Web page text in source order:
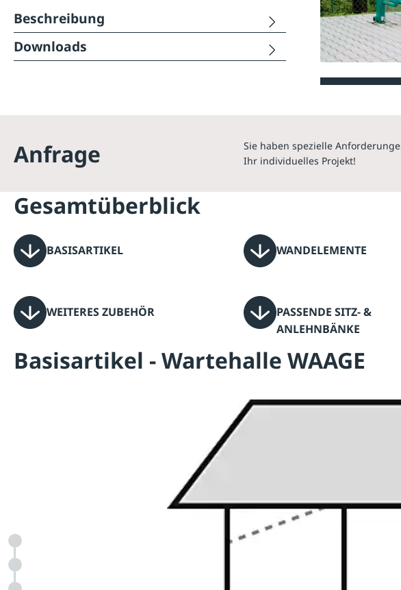
Beschreibung
Downloads
Anfrage
Sie haben spezielle
Ihr individuelles Projekt!
Gesamtüberblick
BASISARTIKEL WANDELEMENTE
WEITERES ZUBEHÖR
PASSENDE SITZ- &
ANLEHNBÄNKE
Basisartikel - Wartehalle WAAGE